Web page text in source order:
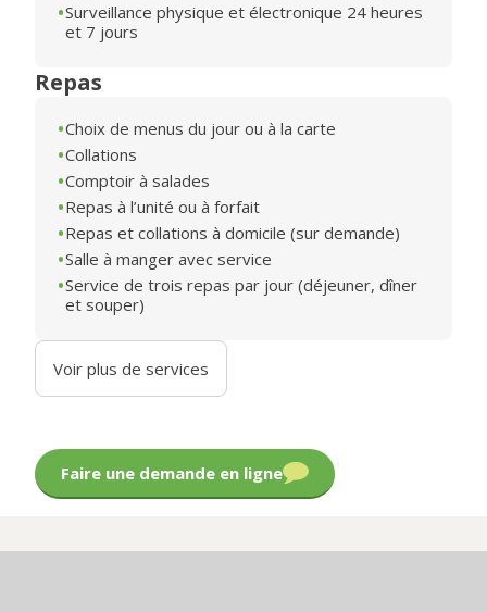
Surveillance physique et électronique 24 heures
et 7 jours
Repas
Choix de menus du jour ou à la carte
Collations
Comptoir à salades
Repas à l’unité ou à forfait
Repas et collations à domicile (sur demande)
Salle à manger avec service
Service de trois repas par jour (déjeuner, dîner
et souper)
Voir plus de services
Faire une demande en ligne